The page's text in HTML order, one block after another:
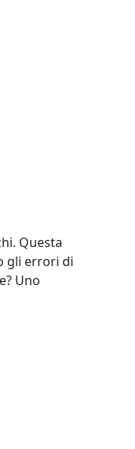
Questa
gli errori di
Uno